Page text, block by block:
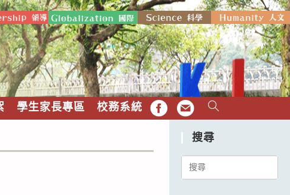
學生家長專區 校務系統 FB EMAIL
搜尋
Search